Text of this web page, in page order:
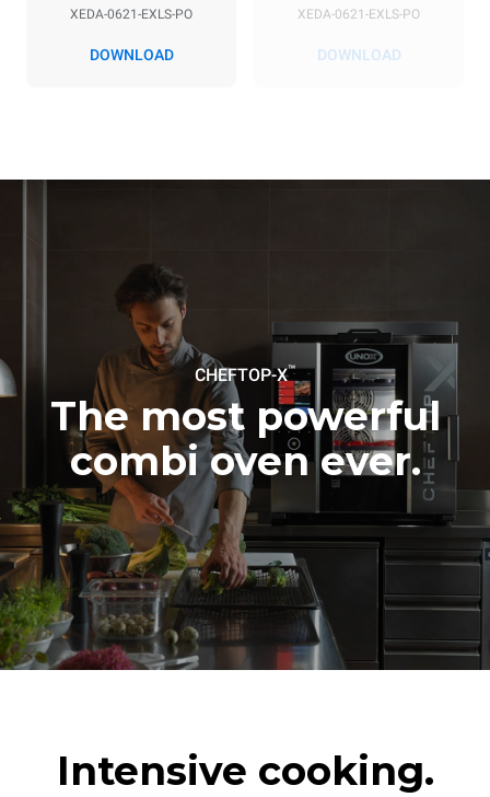
连接到的电网的能源组合；
假设每天使用烤箱(365天/年)：
6次满载烤鸡
6 次满载蒸汽烹饪
7次长时清洗
XEDA-0621-EXLS-PO
DOWNLOAD
XEDA-0621-EXLS-PO
DOWNLOAD
CHEFTOP-X™
The most powerful
combi oven ever.
Intensive cooking.